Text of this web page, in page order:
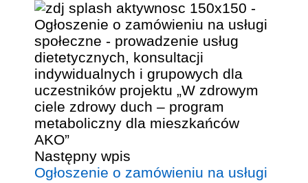
Następny wpis
Ogłoszenie o zamówieniu na usługi